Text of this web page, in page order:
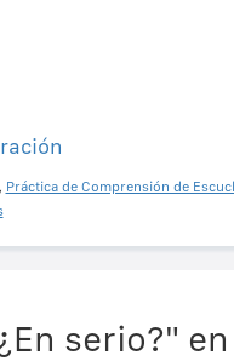
Práctica de Comprensión de
serio?"